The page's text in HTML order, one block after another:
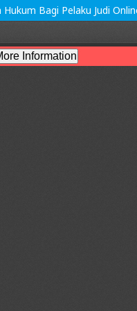
Bagi Pelaku Judi